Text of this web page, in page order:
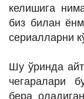
келишига
биз билан
сериалларни
Шу ўринда
чегаралари
бера